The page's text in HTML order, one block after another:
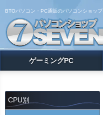
BTOパソコン・PC通販のパソコンショッ
ゲーミングPC
CPU別